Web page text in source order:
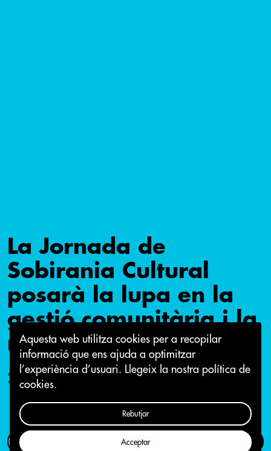
Aquesta web utilitza cookies per a recopilar
informació que ens ajuda a optimitzar
l’experiència d’usuari. Llegeix la nostra política de
cookies.
Rebutjar
Acceptar
La Jornada de
Sobirania Cultural
posarà la lupa en la
gestió comunitària i la
memòria històrica
28 d'abril 2016
Com participar Campanya